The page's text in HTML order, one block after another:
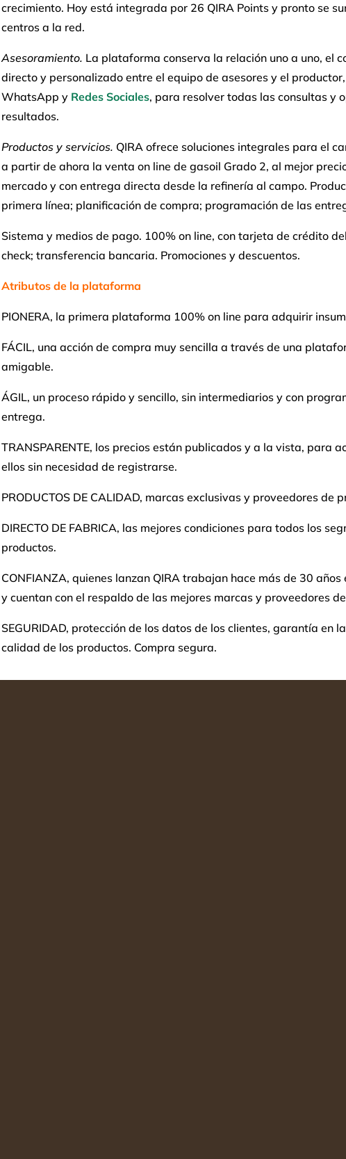
crecimiento. Hoy está integrada por 26 QIRA Points y pronto se
centros a la red.
Asesoramiento. La plataforma conserva la relación uno a uno, el
directo y personalizado entre el equipo de asesores y el
WhatsApp y Redes Sociales, para resolver todas las consultas y
resultados.
Productos y servicios. QIRA ofrece soluciones integrales para el
a partir de ahora la venta on line de gasoil Grado 2, al mejor
mercado y con entrega directa desde la refinería al campo.
primera línea; planificación de compra; programación de las
Sistema y medios de pago. 100% on line, con tarjeta de crédito
check; transferencia bancaria. Promociones y descuentos.
Atributos de la plataforma
PIONERA, la primera plataforma 100% on line para adquirir
FÁCIL, una acción de compra muy sencilla a través de una
amigable.
ÁGIL, un proceso rápido y sencillo, sin intermediarios y con
entrega.
TRANSPARENTE, los precios están publicados y a la vista, para
ellos sin necesidad de registrarse.
PRODUCTOS DE CALIDAD, marcas exclusivas y proveedores de
DIRECTO DE FABRICA, las mejores condiciones para todos los
productos.
CONFIANZA, quienes lanzan QIRA trabajan hace más de 30 años
y cuentan con el respaldo de las mejores marcas y proveedores
SEGURIDAD, protección de los datos de los clientes, garantía en
calidad de los productos. Compra segura.